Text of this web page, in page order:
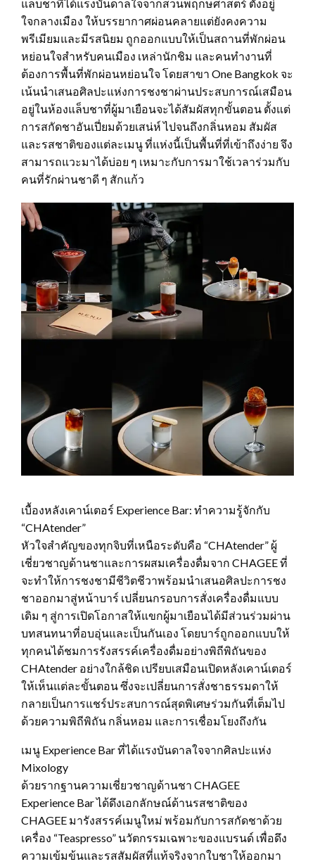
แล็บชาที่ได้แรงบันดาลใจจากสวนพฤกษศาสตร์ ตั้งอยู่
ใจกลางเมือง ให้บรรยากาศผ่อนคลายแต่ยังคงความ
พรีเมียมและมีรสนิยม ถูกออกแบบให้เป็นสถานที่พักผ่อน
หย่อนใจสำหรับคนเมือง เหล่านักชิม และคนทำงานที่
ต้องการพื้นที่พักผ่อนหย่อนใจ โดยสาขา One Bangkok จะ
เน้นนำเสนอศิลปะแห่งการชงชาผ่านประสบการณ์เสมือน
อยู่ในห้องแล็บชาที่ผู้มาเยือนจะได้สัมผัสทุกขั้นตอน ตั้งแต่
การสกัดชาอันเปี่ยมด้วยเสน่ห์ ไปจนถึงกลิ่นหอม สัมผัส
และรสชาติของแต่ละเมนู ที่แห่งนี้เป็นพื้นที่ที่เข้าถึงง่าย จึง
สามารถแวะมาได้บ่อย ๆ เหมาะกับการมาใช้เวลาร่วมกับ
คนที่รักผ่านชาดี ๆ สักแก้ว
เบื้องหลังเคาน์เตอร์ Experience Bar: ทำความรู้จักกับ
“CHAtender”
หัวใจสำคัญของทุกจิบที่เหนือระดับคือ “CHAtender” ผู้
เชี่ยวชาญด้านชาและการผสมเครื่องดื่มจาก CHAGEE ที่
จะทำให้การชงชามีชีวิตชีวาพร้อมนำเสนอศิลปะการชง
ชาออกมาสู่หน้าบาร์ เปลี่ยนกรอบการสั่งเครื่องดื่มแบบ
เดิม ๆ สู่การเปิดโอกาสให้แขกผู้มาเยือนได้มีส่วนร่วมผ่าน
บทสนทนาที่อบอุ่นและเป็นกันเอง โดยบาร์ถูกออกแบบให้
ทุกคนได้ชมการรังสรรค์เครื่องดื่มอย่างพิถีพิถันของ
CHAtender อย่างใกล้ชิด เปรียบเสมือนเปิดหลังเคาน์เตอร์
ให้เห็นแต่ละขั้นตอน ซึ่งจะเปลี่ยนการสั่งชาธรรมดาให้
กลายเป็นการแชร์ประสบการณ์สุดพิเศษร่วมกันที่เต็มไป
ด้วยความพิถีพิถัน กลิ่นหอม และการเชื่อมโยงถึงกัน
เมนู Experience Bar ที่ได้แรงบันดาลใจจากศิลปะแห่ง
Mixology
ด้วยรากฐานความเชี่ยวชาญด้านชา CHAGEE
Experience Bar ได้ดึงเอกลักษณ์ด้านรสชาติของ
CHAGEE มารังสรรค์เมนูใหม่ พร้อมกับการสกัดชาด้วย
เครื่อง “Teaspresso” นวัตกรรมเฉพาะของแบรนด์ เพื่อดึง
ความเข้มข้นและรสสัมผัสที่แท้จริงจากใบชาให้ออกมา